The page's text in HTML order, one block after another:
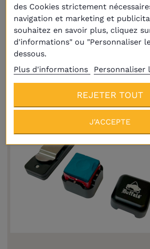
LivraisonPlus
Porte-Craie Aimanté Rouge
3,70 €
des Cookies strictement
navigation et marketing et
souhaitez en savoir plus, cliquez
d'informations" ou "Personnaliser
dessous.
Plus d'informations
Personnaliser
REJETER TOUT
J'ACCEPTE